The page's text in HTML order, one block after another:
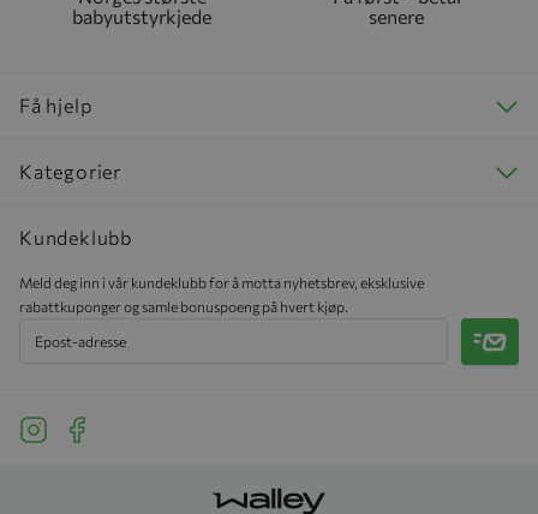
babyutstyrkjede
senere
Få hjelp
Kategorier
Kundeklubb
Meld deg inn i vår kundeklubb for å motta nyhetsbrev, eksklusive
rabattkuponger og samle bonuspoeng på hvert kjøp.
Meld
See our Instagram
See our Facebook